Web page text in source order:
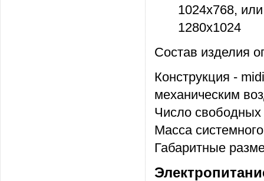
1024х768,
1280х1024
Состав изделия
Конструкция -
механическим
Число
Масса
Габаритные